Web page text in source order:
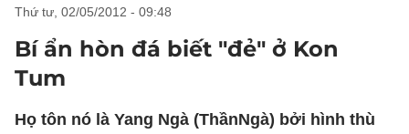
thứ tư, 02/05/2012 - 09:48
Bí ẩn hòn đá biết "đẻ" ở Kon
Tum
Họ tôn nó là Yang Ngà (ThầnNgà) bởi hình thù